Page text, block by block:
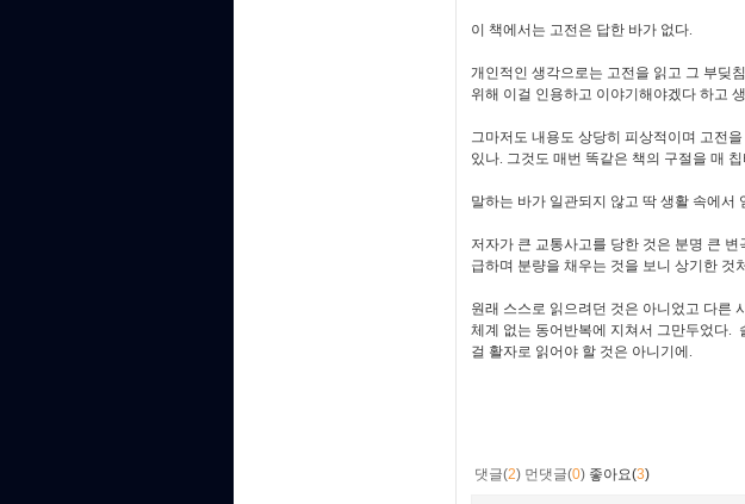
이 책에서는 고전은 답한 바가 없다.
개인적인 생각으로는 고전을 읽고 그 부딪
위해 이걸 인용하고 이야기해야겠다 하고
그마저도 내용도 상당히 피상적이며 고전
있나. 그것도 매번 똑같은 책의 구절을 매
말하는 바가 일관되지 않고 딱 생활 속에서
저자가 큰 교통사고를 당한 것은 분명 큰
급하며 분량을 채우는 것을 보니 상기한
원래 스스로 읽으려던 것은 아니었고 다른
체계 없는 동어반복에 지쳐서 그만두었다.
걸 활자로 읽어야 할 것은 아니기에.
댓글(2) 먼댓글(0) 좋아요(3)